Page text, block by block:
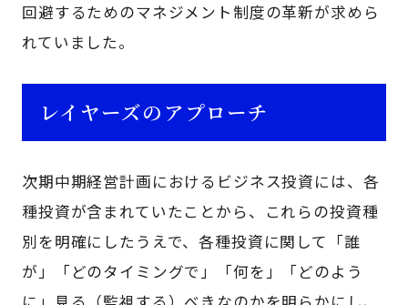
回避するためのマネジメント制度の革新が求めら
れていました。
レイヤーズのアプローチ
次期中期経営計画におけるビジネス投資には、各
種投資が含まれていたことから、これらの投資種
別を明確にしたうえで、各種投資に関して「誰
が」「どのタイミングで」「何を」「どのよう